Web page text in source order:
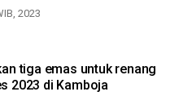
2023
tiga emas untuk renang
2023 di Kamboja